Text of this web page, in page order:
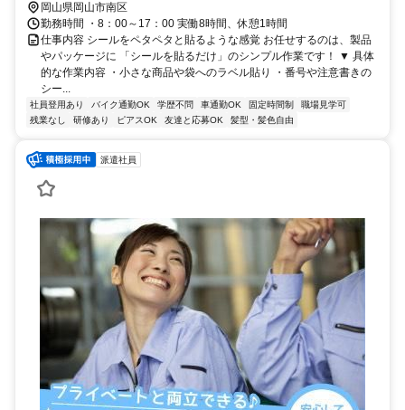
岡山県岡山市南区
勤務時間 ・8：00～17：00 実働8時間、休憩1時間
仕事内容 シールをペタペタと貼るような感覚 お任せするのは、製品
やパッケージに 「シールを貼るだけ」のシンプル作業です！ ▼ 具体
的な作業内容 ・小さな商品や袋へのラベル貼り ・番号や注意書きの
シー...
社員登用あり バイク通勤OK 学歴不問 車通勤OK 固定時間制
職場見学可
残業なし
研修あり ピアスOK 友達と応募OK 髪型・髪色自由
派遣社員